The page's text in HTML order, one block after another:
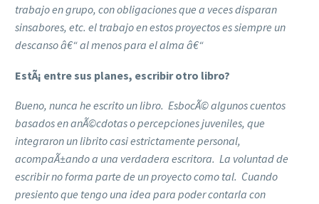
trabajo en grupo, con obligaciones que a veces disparan
sinsabores, etc. el trabajo en estos proyectos es siempre un
descanso â€“ al menos para el alma â€“
EstÃ¡ entre sus planes, escribir otro libro?
Bueno, nunca he escrito un libro. EsbocÃ© algunos cuentos
basados en anÃ©cdotas o percepciones juveniles, que
integraron un librito casi estrictamente personal,
acompaÃ±ando a una verdadera escritora. La voluntad de
escribir no forma parte de un proyecto como tal. Cuando
presiento que tengo una idea para poder contarla con